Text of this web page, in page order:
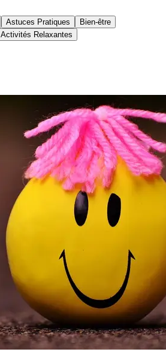
Astuces Pratiques
Bien-être
Activités Relaxantes